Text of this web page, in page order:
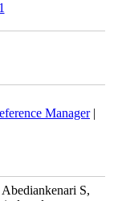
Reference Manager
Abediankenari S,